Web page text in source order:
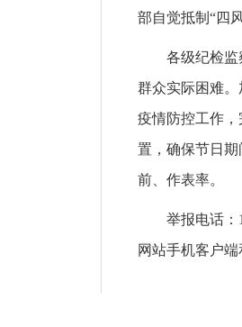
部自觉抵制“四
各级纪检
群众实际困难
疫情防控工作
置，确保节日
前、作表率。
举报电话：
网站手机客户端